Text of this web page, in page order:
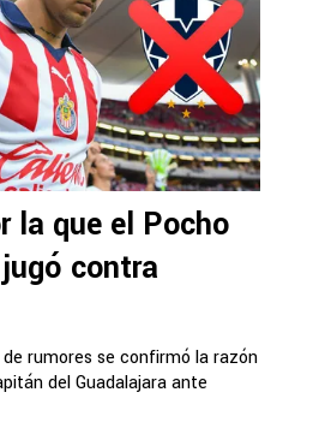
la que el Pocho
contra
rumores se confirmó la razón
del Guadalajara ante